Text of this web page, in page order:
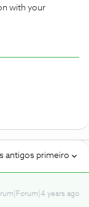
with your
antigos primeiro
years ago